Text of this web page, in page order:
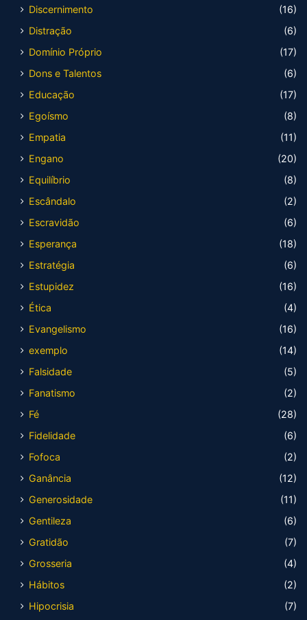
Discernimento
(16)
Distração
(6)
Domínio Próprio
(17)
Dons e Talentos
(6)
Educação
(17)
Egoísmo
(8)
Empatia
(11)
Engano
(20)
Equilíbrio
(8)
Escândalo
(2)
Escravidão
(6)
Esperança
(18)
Estratégia
(6)
Estupidez
(16)
Ética
(4)
Evangelismo
(16)
exemplo
(14)
Falsidade
(5)
Fanatismo
(2)
Fé
(28)
Fidelidade
(6)
Fofoca
(2)
Ganância
(12)
Generosidade
(11)
Gentileza
(6)
Gratidão
(7)
Grosseria
(4)
Hábitos
(2)
Hipocrisia
(7)